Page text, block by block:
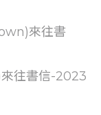
來往書
往書信-2023